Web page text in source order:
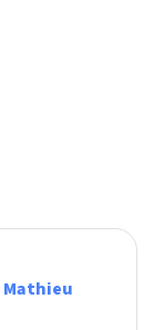
Mathieu